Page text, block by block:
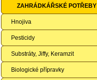
ZAHRÁDKÁŘSKÉ POTŘEBY
Hnojiva
Pesticidy
Substráty, Jiffy, Keramzit
Biologické přípravky